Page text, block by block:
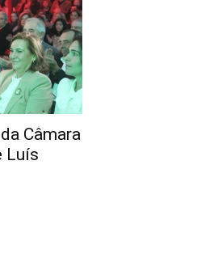
Câmara
Luís